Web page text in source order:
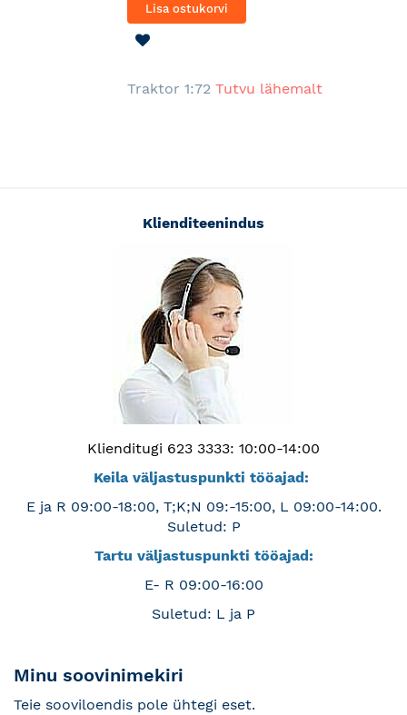
Lisa ostukorvi
Traktor 1:72 Tutvu lähemalt
Klienditeenindus
Klienditugi 623 3333: 10:00-14:00
Keila väljastuspunkti tööajad:
E ja R 09:00-18:00, T;K;N 09:-15:00, L 09:00-14:00.
Suletud: P
Tartu väljastuspunkti tööajad:
E- R 09:00-16:00
Suletud: L ja P
Minu soovinimekiri
Teie sooviloendis pole ühtegi eset.